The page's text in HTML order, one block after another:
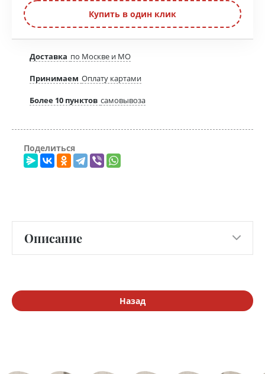
Купить в один клик
Доставка по Москве и МО
Принимаем Оплату картами
Более 10 пунктов самовывоза
Поделиться
Описание
Назад